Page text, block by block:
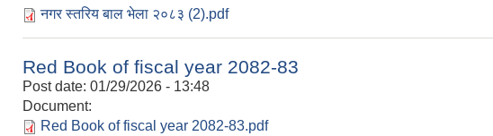
नगर स्तरिय बाल भेला २०८३ (2).pdf
Red Book of fiscal year 2082-83
Post date: 01/29/2026 - 13:48
Document:
Red Book of fiscal year 2082-83.pdf